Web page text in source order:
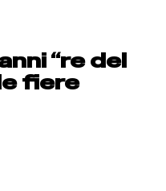
“re del
fiere